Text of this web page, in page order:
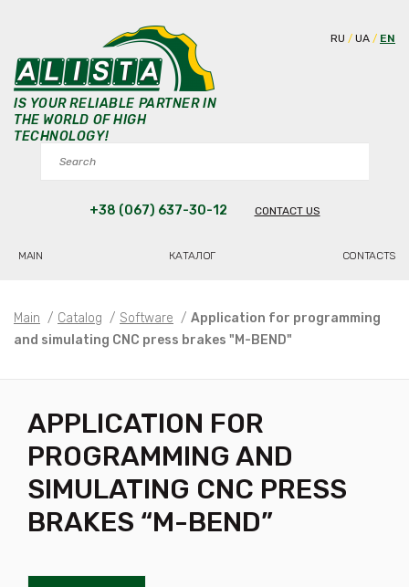
RU UA EN
IS YOUR RELIABLE PARTNER IN
THE WORLD OF HIGH
TECHNOLOGY!
+38 (067) 637-30-12 CONTACT US
MAIN КАТАЛОГ CONTACTS
Main / Catalog / Software / Application for programming
and simulating CNC press brakes "M-BEND"
APPLICATION FOR
PROGRAMMING AND
SIMULATING CNC PRESS
BRAKES “M-BEND”